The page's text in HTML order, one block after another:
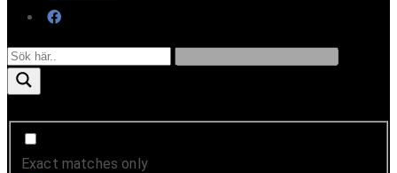
Exact matches only